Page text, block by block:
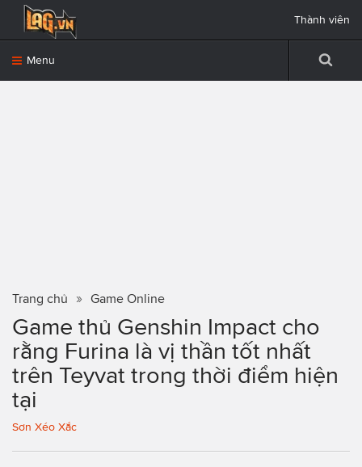
Menu
Thành viên
Trang chủ Game Online
Game thủ Genshin Impact cho
rằng Furina là vị thần tốt nhất
trên Teyvat trong thời điểm hiện
tại
Sơn Xéo Xắc